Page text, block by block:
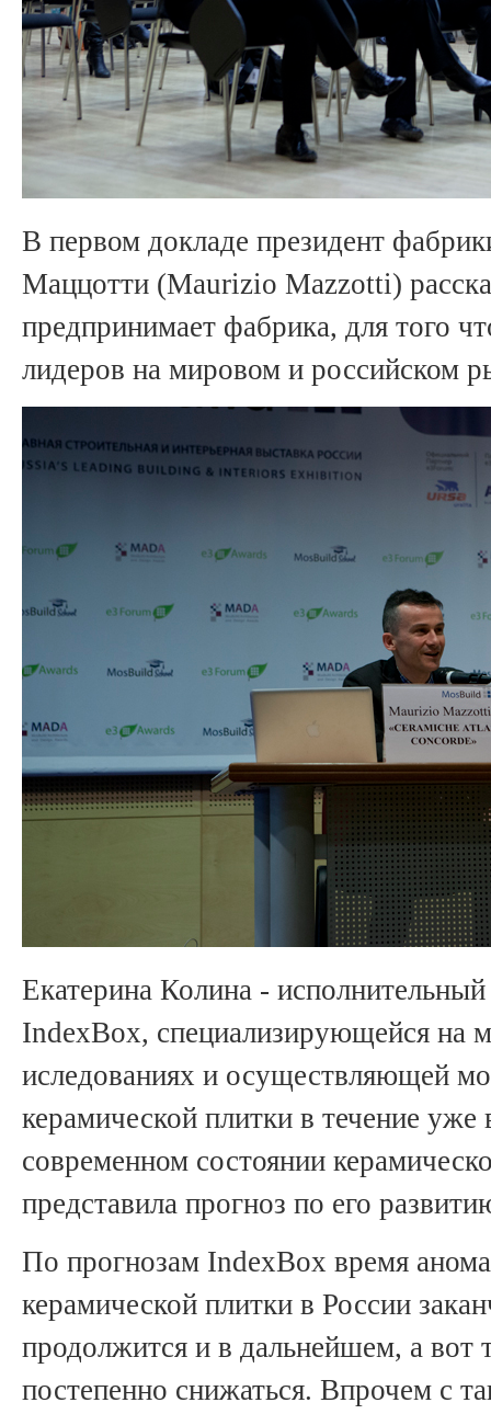
В первом докладе президент
Маццотти (Maurizio Mazzotti)
предпринимает фабрика, для того
лидеров на мировом и российском
Екатерина Колина -
IndexBox, специализирующейся на
иследованиях и осуществляющей
керамической плитки в течение уже
современном состоянии
представила прогноз по его
По прогнозам IndexBox время
керамической плитки в России
продолжится и в дальнейшем, а вот
постепенно снижаться. Впрочем с